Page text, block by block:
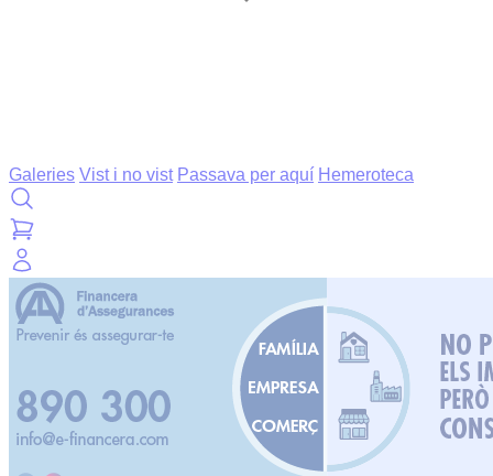
Galeries Vist i no vist Passava per aquí Hemeroteca